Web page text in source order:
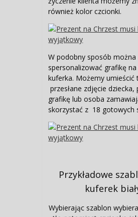
również kolor czcionki.
W podobny sposób można
spersonalizować grafikę na
kuferka. Możemy umieścić
przesłane zdjęcie dziecka,
grafikę lub osoba
skorzystać z 18 gotowych
Przykładowe
kuferek
Wybierając szablon